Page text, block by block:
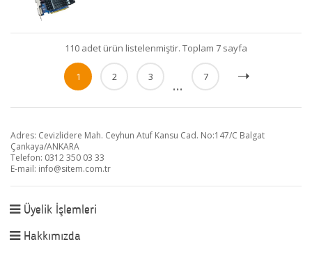
110 adet ürün listelenmiştir. Toplam 7 sayfa
1 2 3 ... 7
Adres: Cevizlidere Mah. Ceyhun Atuf Kansu Cad. No:147/C Balgat
Çankaya/ANKARA
Telefon: 0312 350 03 33
E-mail: info@sitem.com.tr
Üyelik İşlemleri
Hakkımızda